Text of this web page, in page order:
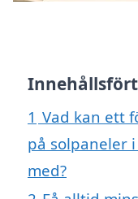
1 Vad kan ett
på solpaneler
med?